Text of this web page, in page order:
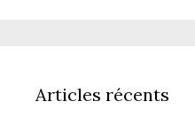
Articles récents